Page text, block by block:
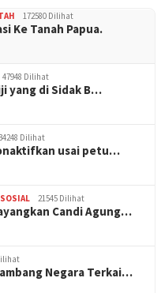
172580 Dilihat
Ke Tanah Papua.
47948 Dilihat
yang di Sidak B…
34248 Dilihat
usai petu…
SOSIAL 21545 Dilihat
Candi Agung…
Negara Terkai…